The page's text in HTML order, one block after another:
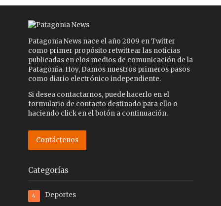
Patagonia News nace el año 2009 en Twitter
como primer propósito retwittear las noticias
publicadas en elos medios de comunicación de la
Patagonia. Hoy, Damos nuestros primeros pasos
como diario electrónico independiente.
Si desea contactarnos, puede hacerlo en el
formulario de contacto destinado para ello o
haciendo click en el botón a continuación.
Contáctenos
Categorías
Deportes
4